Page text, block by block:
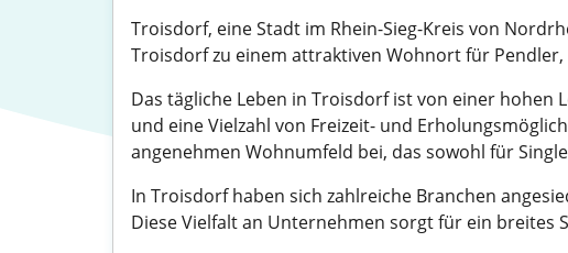
Troisdorf, eine Stadt im Rhein-Sieg-Kreis von
Troisdorf zu einem attraktiven Wohnort für
Das tägliche Leben in Troisdorf ist von einer
und eine Vielzahl von Freizeit- und
angenehmen Wohnumfeld bei, das sowohl für
In Troisdorf haben sich zahlreiche Branchen
Diese Vielfalt an Unternehmen sorgt für ein breites